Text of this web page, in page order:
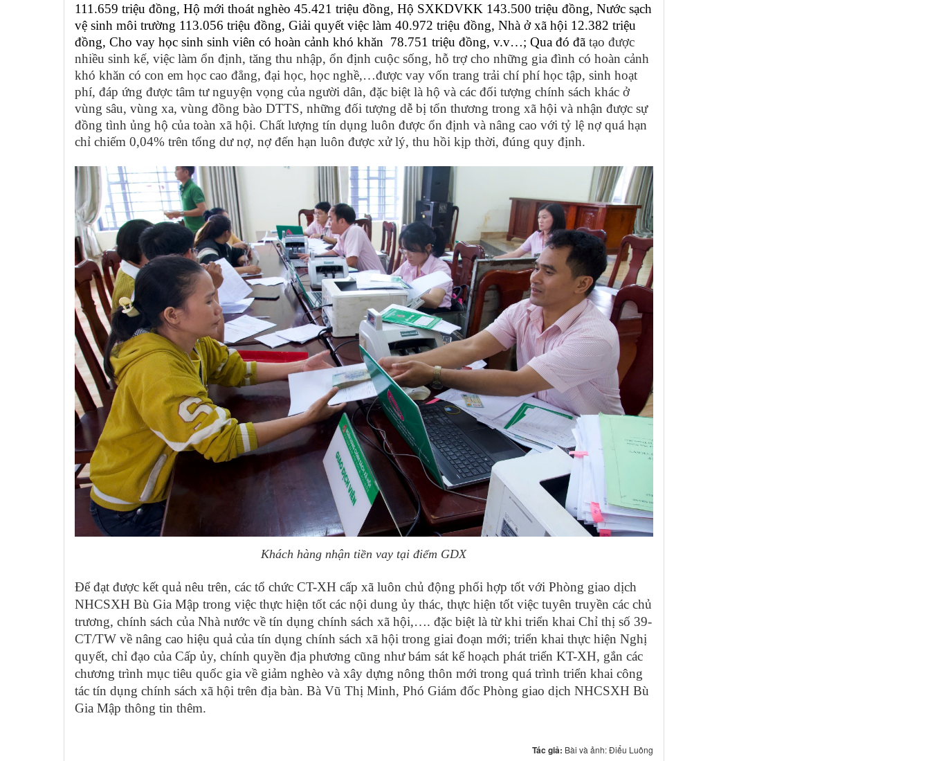
111.659 triệu đồng, Hộ mới thoát nghèo 45.421 triệu đồng, Hộ SXKDVKK 143.500 triệu đồng, Nước sạch
vệ sinh môi trường 113.056 triệu đồng, Giải quyết việc làm 40.972 triệu đồng, Nhà ở xã hội 12.382 triệu
đồng, Cho vay học sinh sinh viên có hoàn cảnh khó khăn 78.751 triệu đồng, v.v…; Qua đó đã tạo được
nhiều sinh kế, việc làm ổn định, tăng thu nhập, ổn định cuộc sống, hỗ trợ cho những gia đình có hoàn cảnh
khó khăn có con em học cao đẳng, đại học, học nghề,…được vay vốn trang trải chí phí học tập, sinh hoạt
phí, đáp ứng được tâm tư nguyện vọng của người dân, đặc biệt là hộ và các đối tượng chính sách khác ở
vùng sâu, vùng xa, vùng đồng bào DTTS, những đối tượng dễ bị tổn thương trong xã hội và nhận được sự
đồng tình ủng hộ của toàn xã hội. Chất lượng tín dụng luôn được ổn định và nâng cao với tỷ lệ nợ quá hạn
chỉ chiếm 0,04% trên tổng dư nợ, nợ đến hạn luôn được xử lý, thu hồi kịp thời, đúng quy định.
Khách hàng nhận tiền vay tại điểm GDX
Để đạt được kết quả nêu trên, các tổ chức CT-XH cấp xã luôn chủ động phối hợp tốt với Phòng giao dịch
NHCSXH Bù Gia Mập trong việc thực hiện tốt các nội dung ủy thác, thực hiện tốt việc tuyên truyền các chủ
trương, chính sách của Nhà nước về tín dụng chính sách xã hội,…. đặc biệt là từ khi triển khai Chỉ thị số 39-
CT/TW về nâng cao hiệu quả của tín dụng chính sách xã hội trong giai đoạn mới; triển khai thực hiện Nghị
quyết, chỉ đạo của Cấp ủy, chính quyền địa phương cũng như bám sát kế hoạch phát triển KT-XH, gắn các
chương trình mục tiêu quốc gia về giảm nghèo và xây dựng nông thôn mới trong quá trình triển khai công
tác tín dụng chính sách xã hội trên địa bàn. Bà Vũ Thị Minh, Phó Giám đốc Phòng giao dịch NHCSXH Bù
Gia Mập thông tin thêm.
Tác giả: Bài và ảnh: Điểu Luông